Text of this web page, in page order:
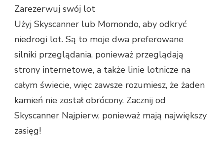
Zarezerwuj swój lot
Użyj Skyscanner lub Momondo, aby odkryć
niedrogi lot. Są to moje dwa preferowane
silniki przeglądania, ponieważ przeglądają
strony internetowe, a także linie lotnicze na
całym świecie, więc zawsze rozumiesz, że żaden
kamień nie został obrócony. Zacznij od
Skyscanner Najpierw, ponieważ mają największy
zasięg!